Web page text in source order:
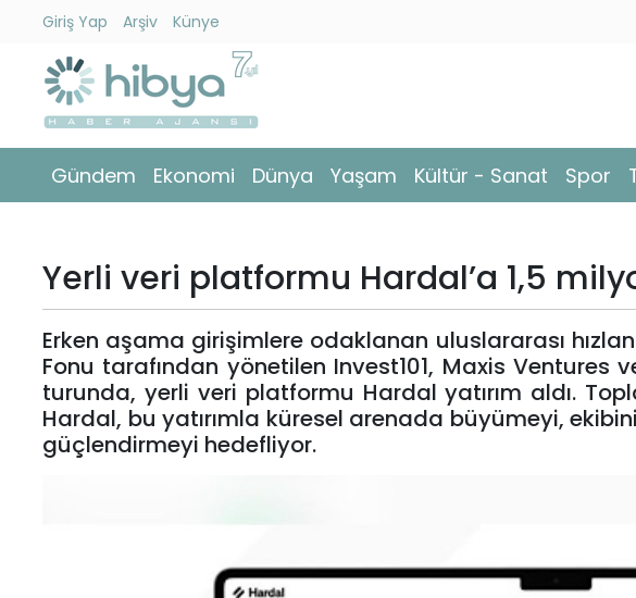
Giriş Yap Arşiv Künye
Gündem Ekonomi Dünya Yaşam Kültür - Sanat Spor
Gündem
Ekonomi
Yaşam
Kültür
Sanat
Spor
Yerli veri platformu Hardal’a 1,5
Erken aşama girişimlere odaklanan uluslararası
Fonu tarafından yönetilen Invest101, Maxis Ventures
turunda, yerli veri platformu Hardal yatırım aldı.
Hardal, bu yatırımla küresel arenada büyümeyi,
güçlendirmeyi hedefliyor.